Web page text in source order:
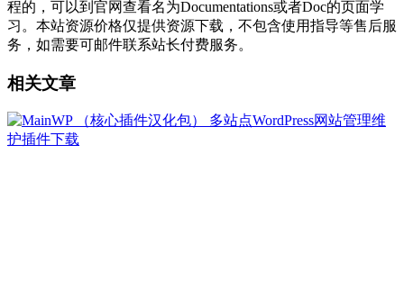
程的，可以到官网查看名为Documentations或者Doc的页面学
习。本站资源价格仅提供资源下载，不包含使用指导等售后服
务，如需要可邮件联系站长付费服务。
相关文章